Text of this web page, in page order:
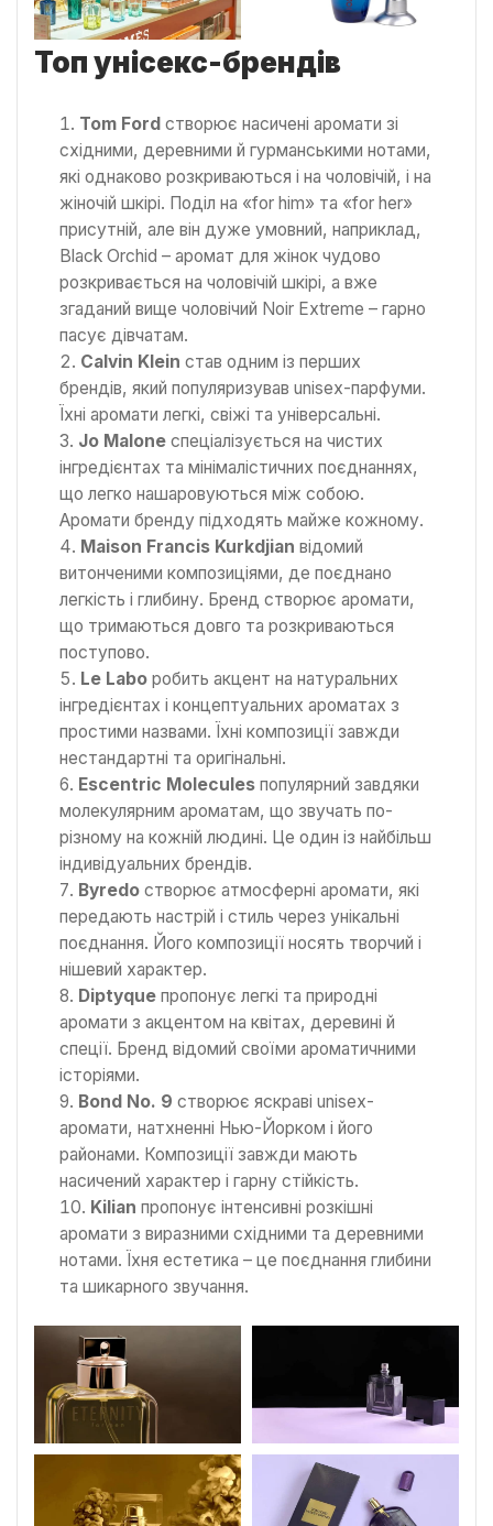
Топ унісекс-брендів
Tom Ford створює насичені аромати зі
східними, деревними й гурманськими нотами,
які однаково розкриваються і на чоловічій, і на
жіночій шкірі. Поділ на «for him» та «for her»
присутній, але він дуже умовний, наприклад,
Black Orchid – аромат для жінок чудово
розкривається на чоловічій шкірі, а вже
згаданий вище чоловічий Noir Extreme – гарно
пасує дівчатам.
Calvin Klein став одним із перших
брендів, який популяризував unisex-парфуми.
Їхні аромати легкі, свіжі та універсальні.
Jo Malone спеціалізується на чистих
інгредієнтах та мінімалістичних поєднаннях,
що легко нашаровуються між собою.
Аромати бренду підходять майже кожному.
Maison Francis Kurkdjian відомий
витонченими композиціями, де поєднано
легкість і глибину. Бренд створює аромати,
що тримаються довго та розкриваються
поступово.
Le Labo робить акцент на натуральних
інгредієнтах і концептуальних ароматах з
простими назвами. Їхні композиції завжди
нестандартні та оригінальні.
Escentric Molecules популярний завдяки
молекулярним ароматам, що звучать по-
різному на кожній людині. Це один із найбільш
індивідуальних брендів.
Byredo створює атмосферні аромати, які
передають настрій і стиль через унікальні
поєднання. Його композиції носять творчий і
нішевий характер.
Diptyque пропонує легкі та природні
аромати з акцентом на квітах, деревині й
спеції. Бренд відомий своїми ароматичними
історіями.
Bond No. 9 створює яскраві unisex-
аромати, натхненні Нью-Йорком і його
районами. Композиції завжди мають
насичений характер і гарну стійкість.
Kilian пропонує інтенсивні розкішні
аромати з виразними східними та деревними
нотами. Їхня естетика – це поєднання глибини
та шикарного звучання.